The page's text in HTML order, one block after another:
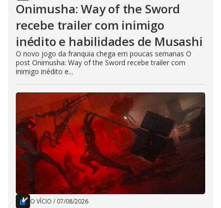
Onimusha: Way of the Sword
recebe trailer com inimigo
inédito e habilidades de Musashi
O novo jogo da franquia chega em poucas semanas O
post Onimusha: Way of the Sword recebe trailer com
inimigo inédito e...
O VÍCIO / 07/08/2026